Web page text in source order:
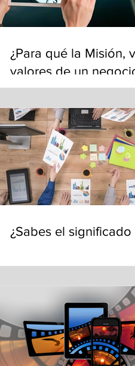
¿Para qué la Misión,
valores de un
¿Sabes el significado